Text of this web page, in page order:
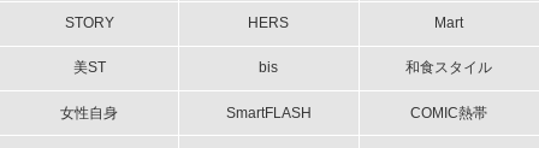
STORY HERS Mart
美ST bis 和食スタイル
女性自身 SmartFLASH COMIC熱帯